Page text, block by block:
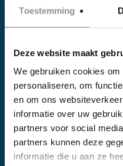
Toestemming
Deze website maakt
We gebruiken cookies
personaliseren, om
en om ons
informatie over uw
partners voor social
partners kunnen deze
informatie die u aan ze
Instagram
EVENTS
Kalender
Bedrijven
Impressie